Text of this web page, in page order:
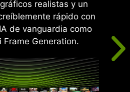
realistas y un
rápido con
de vanguardia como
Frame Generation.